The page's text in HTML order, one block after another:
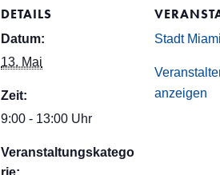
DETAILS
Datum:
13. Mai
Zeit:
9:00 - 13:00 Uhr
Veranstaltungskatego
rie:
Stadt
anzeigen